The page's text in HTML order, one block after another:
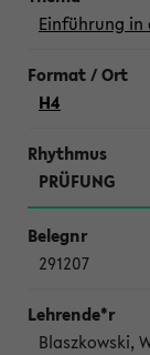
Einführung in
H4
PRÜFUNG
291207
Blaszkowski,